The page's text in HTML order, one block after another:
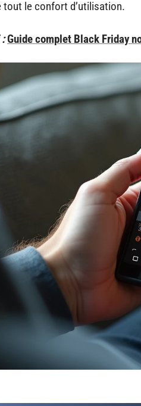
tout le confort d’utilisation.
Guide complet Black Friday